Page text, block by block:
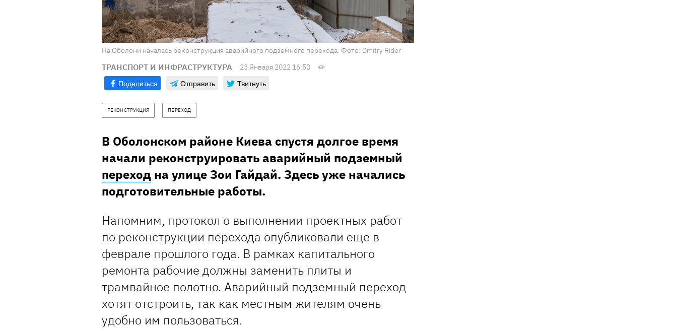
На Оболони началась реконструкция аварийного подземного перехода. Фото: Dmitry Rider
ТРАНСПОРТ И ИНФРАСТРУКТУРА 23 Января 2022 16:50
Поделиться Отправить Твитнуть
РЕКОНСТРУКЦИЯ ПЕРЕХОД
В Оболонском районе Киева спустя долгое время
начали реконструировать аварийный подземный
переход на улице Зои Гайдай. Здесь уже начались
подготовительные работы.
Напомним, протокол о выполнении проектных работ
по реконструкции перехода опубликовали еще в
феврале прошлого года. В рамках капитального
ремонта рабочие должны заменить плиты и
трамвайное полотно. Аварийный подземный переход
хотят отстроить, так как местным жителям очень
удобно им пользоваться.